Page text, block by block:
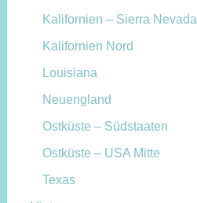
Kalifornien – Sierra Nevada
Kalifornien Nord
Louisiana
Neuengland
Ostküste – Südstaaten
Ostküste – USA Mitte
Texas